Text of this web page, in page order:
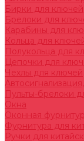
Бирки для ключей
Брелоки для
Карабины для
Кольца для
Полукольца для
Цепочки для
Чехлы для ключей
Пульты-брелоки
Окна
Оконная
Фурнитура для
Ручки для